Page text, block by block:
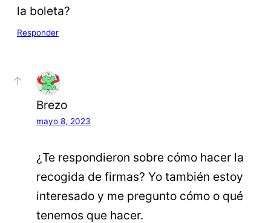
la boleta?
Responder
Brezo
mayo 8, 2023
¿Te respondieron sobre cómo hacer la
recogida de firmas? Yo también estoy
interesado y me pregunto cómo o qué
tenemos que hacer.